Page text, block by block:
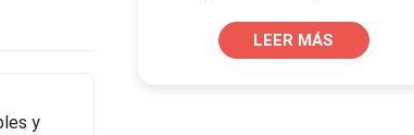
y
LEER MÁS